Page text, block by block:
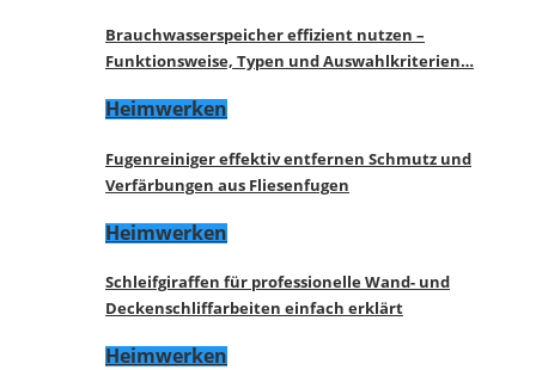
Brauchwasserspeicher effizient nutzen –
Funktionsweise, Typen und Auswahlkriterien…
Heimwerken
Fugenreiniger effektiv entfernen Schmutz und
Verfärbungen aus Fliesenfugen
Heimwerken
Schleifgiraffen für professionelle Wand- und
Deckenschliffarbeiten einfach erklärt
Heimwerken